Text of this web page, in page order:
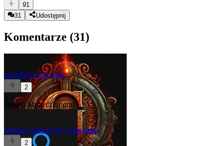
91
31
Udostępnij
Komentarze (31)
gamlling3 lata temu
2
Dobry. Muzyczko graj
Odpad_selektywny3 lata temu
2